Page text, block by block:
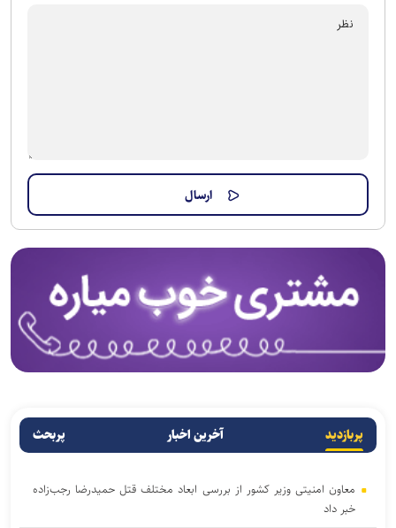
پربازدید آخرین اخبار پربحث
معاون امنیتی وزیر کشور از بررسی ابعاد مختلف قتل حمیدرضا رجب‌زاده
خبر داد